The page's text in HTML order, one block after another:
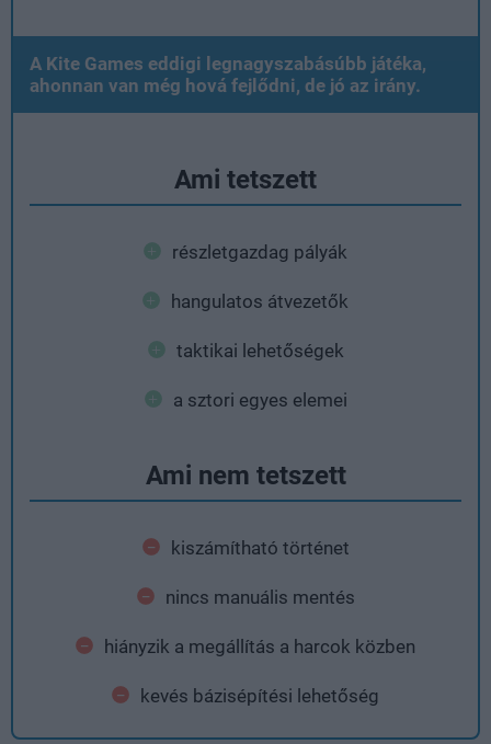
A Kite Games eddigi legnagyszabásúbb játéka,
ahonnan van még hová fejlődni, de jó az irány.
Ami tetszett
részletgazdag pályák
hangulatos átvezetők
taktikai lehetőségek
a sztori egyes elemei
Ami nem tetszett
kiszámítható történet
nincs manuális mentés
hiányzik a megállítás a harcok közben
kevés bázisépítési lehetőség